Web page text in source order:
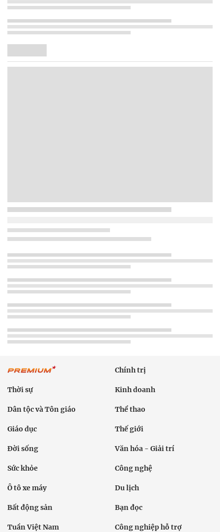
Chính trị
Thời sự Kinh doanh
Dân tộc và Tôn giáo Thể thao
Giáo dục Thế giới
Đời sống Văn hóa - Giải trí
Sức khỏe Công nghệ
Ô tô xe máy Du lịch
Bất động sản Bạn đọc
Tuần Việt Nam Công nghiệp hỗ trợ